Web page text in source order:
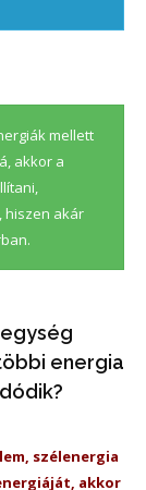
mellett
akkor a
hiszen akár
energia
szélenergia
akkor